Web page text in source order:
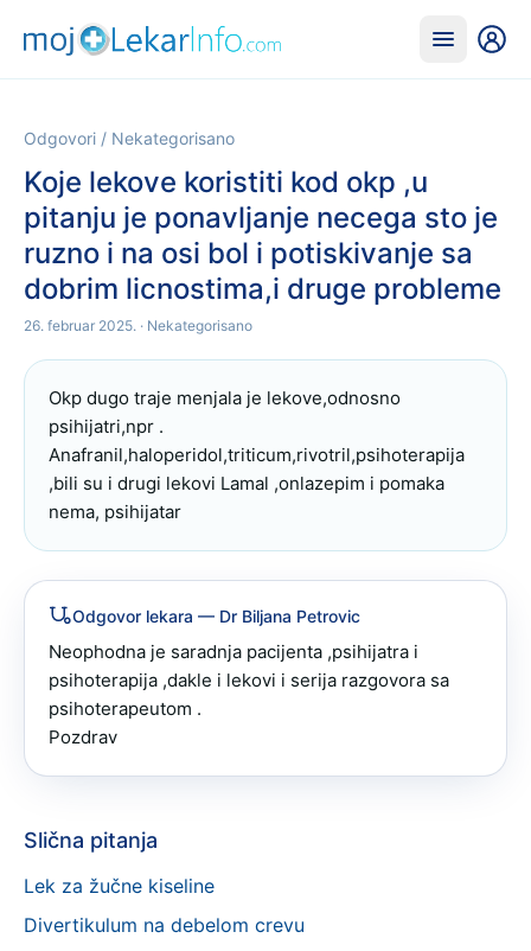
Odgovori / Nekategorisano
Koje lekove koristiti kod okp ,u
pitanju je ponavljanje necega sto je
ruzno i na osi bol i potiskivanje sa
dobrim licnostima,i druge probleme
26. februar 2025. · Nekategorisano
Okp dugo traje menjala je lekove,odnosno
psihijatri,npr .
Anafranil,haloperidol,triticum,rivotril,psihoterapija
,bili su i drugi lekovi Lamal ,onlazepim i pomaka
nema, psihijatar
Odgovor lekara — Dr Biljana Petrovic
Neophodna je saradnja pacijenta ,psihijatra i
psihoterapija ,dakle i lekovi i serija razgovora sa
psihoterapeutom .
Pozdrav
Slična pitanja
Lek za žučne kiseline
Divertikulum na debelom crevu